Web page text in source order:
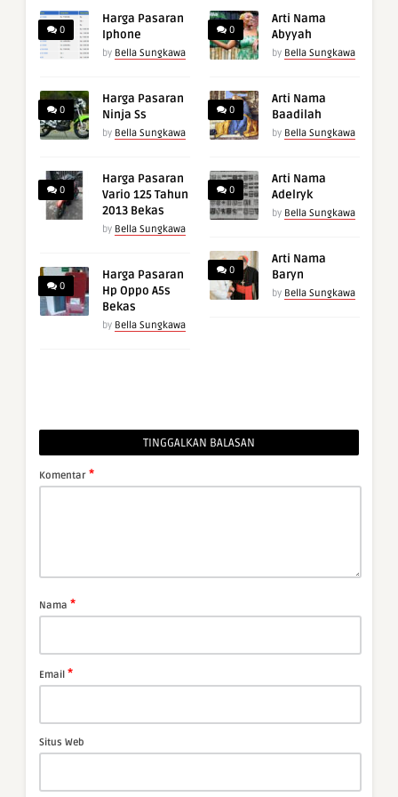
0
Harga Pasaran
Iphone
by Bella Sungkawa
0
Harga Pasaran
Ninja Ss
by Bella Sungkawa
0
Harga Pasaran
Vario 125 Tahun
2013 Bekas
by Bella Sungkawa
0
Harga Pasaran
Hp Oppo A5s
Bekas
by Bella Sungkawa
0
Arti Nama
Abyyah
by Bella Sungkawa
0
Arti Nama
Baadilah
by Bella Sungkawa
0
Arti Nama
Adelryk
by Bella Sungkawa
0
Arti Nama
Baryn
by Bella Sungkawa
TINGGALKAN BALASAN
Komentar *
Nama *
Email *
Situs Web